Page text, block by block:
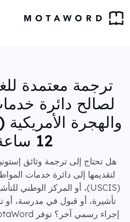
ترجمة معتمدة
لصالح دائرة
والهجرة
12 ساعة)
هل تحتاج إلى ترجمة وثائق
لتقديمها إلى دائرة خدمات
تأشيرة، أو قبول في مدرسة، أو